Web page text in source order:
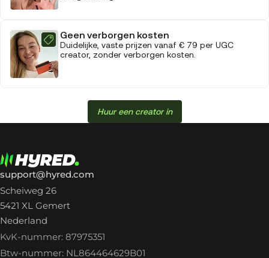
Geen verborgen kosten
Duidelijke, vaste prijzen vanaf € 79 per UGC
creator, zonder verborgen kosten.
Huur een creator in
support@hyred.com
Scheiweg 26
5421 XL Gemert
Nederland
KvK-nummer: 87975351
Btw-nummer: NL864464629B01